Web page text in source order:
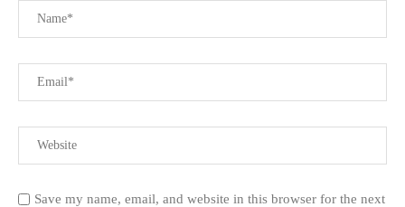
Save my name, email, and website in this browser for the next